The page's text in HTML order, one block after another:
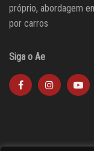
próprio, abordagem
por carros
Siga o Ae